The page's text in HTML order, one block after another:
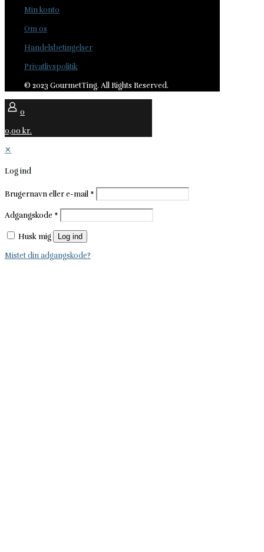
Min konto
Om os
Handelsbetingelser
Privatlivspolitik
© 2023 GourmetTing. All Rights Reserved.
0
0,00 kr.
✕
Log ind
Brugernavn eller e-mail *
Adgangskode *
Husk mig Log ind
Mistet din adgangskode?